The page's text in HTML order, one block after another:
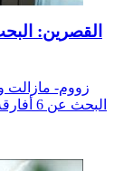
القصرين:
زووم- مازالت